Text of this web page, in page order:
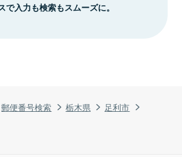
郵便番号検索 栃木県
足利市
で入力も検索もスムーズに。